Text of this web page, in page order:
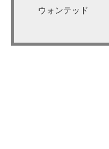
ウォンテッド